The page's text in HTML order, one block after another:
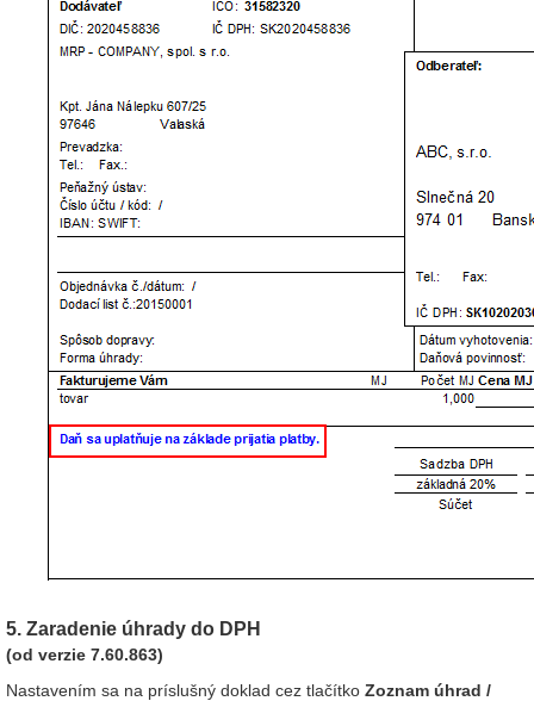
5. Zaradenie úhrady do DPH
(od verzie 7.60.863)
Nastavením sa na príslušný doklad cez tlačítko Zoznam úhrad /